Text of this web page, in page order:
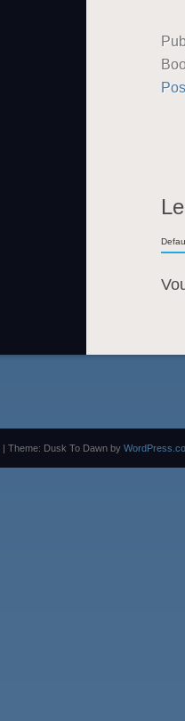
| Theme: Dusk To Dawn by